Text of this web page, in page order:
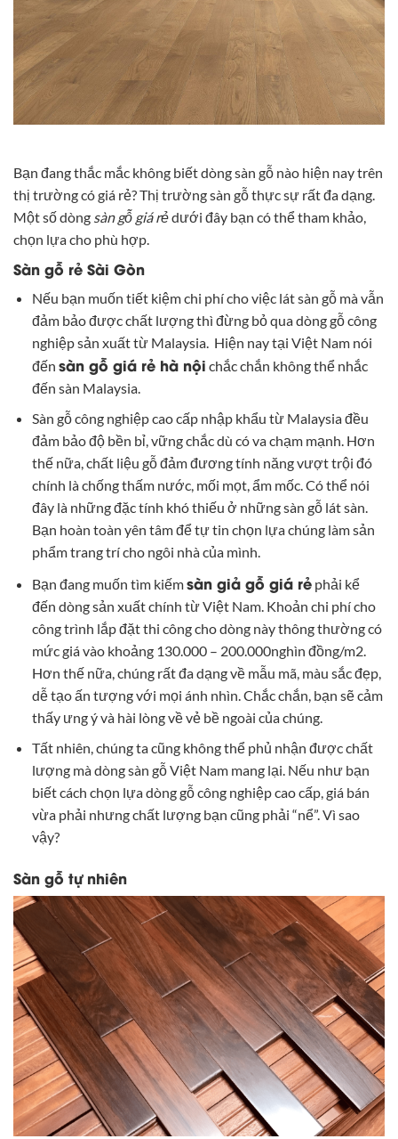
Bạn đang thắc mắc không biết dòng sàn gỗ nào hiện nay trên
thị trường có giá rẻ? Thị trường sàn gỗ thực sự rất đa dạng.
Một số dòng sàn gỗ giá rẻdưới đây bạn có thể tham khảo,
chọn lựa cho phù hợp.
Sàn gỗ rẻ Sài Gòn
Nếu bạn muốn tiết kiệm chi phí cho việc lát sàn gỗ mà vẫn
đảm bảo được chất lượng thì đừng bỏ qua dòng gỗ công
nghiệp sản xuất từ Malaysia. Hiện nay tại Việt Nam nói
đến sàn gỗ giá rẻ hà nội chắc chắn không thể nhắc
đến sàn Malaysia.
Sàn gỗ công nghiệp cao cấp nhập khẩu từ Malaysia đều
đảm bảo độ bền bỉ, vững chắc dù có va chạm mạnh. Hơn
thế nữa, chất liệu gỗ đảm đương tính năng vượt trội đó
chính là chống thấm nước, mối mọt, ẩm mốc. Có thể nói
đây là những đặc tính khó thiếu ở những sàn gỗ lát sàn.
Bạn hoàn toàn yên tâm để tự tin chọn lựa chúng làm sản
phẩm trang trí cho ngôi nhà của mình.
Bạn đang muốn tìm kiếmsàn giả gỗ giá rẻphải kể
đến dòng sản xuất chính từ Việt Nam. Khoản chi phí cho
công trình lắp đặt thi công cho dòng này thông thường có
mức giá vào khoảng 130.000 – 200.000nghìn đồng/m2.
Hơn thế nữa, chúng rất đa dạng về mẫu mã, màu sắc đẹp,
dễ tạo ấn tượng với mọi ánh nhìn. Chắc chắn, bạn sẽ cảm
thấy ưng ý và hài lòng về vẻ bề ngoài của chúng.
Tất nhiên, chúng ta cũng không thể phủ nhận được chất
lượng mà dòng sàn gỗ Việt Nam mang lại. Nếu như bạn
biết cách chọn lựa dòng gỗ công nghiệp cao cấp, giá bán
vừa phải nhưng chất lượng bạn cũng phải “nể”. Vì sao
vậy?
Sàn gỗ tự nhiên